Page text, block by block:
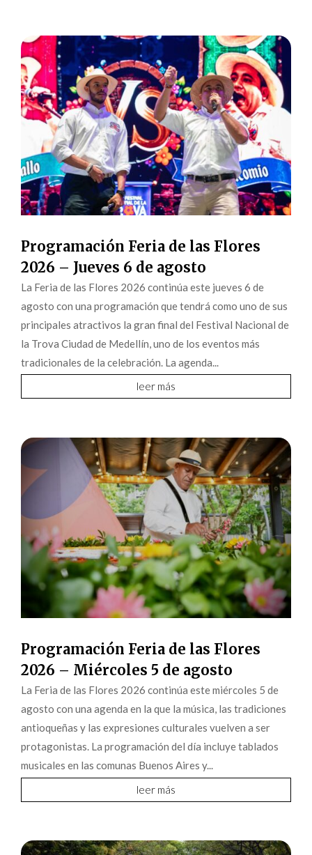
Programación Feria de las Flores
2026 – Jueves 6 de agosto
La Feria de las Flores 2026 continúa este jueves 6 de
agosto con una programación que tendrá como uno de sus
principales atractivos la gran final del Festival Nacional de
la Trova Ciudad de Medellín, uno de los eventos más
tradicionales de la celebración. La agenda...
leer más
Programación Feria de las Flores
2026 – Miércoles 5 de agosto
La Feria de las Flores 2026 continúa este miércoles 5 de
agosto con una agenda en la que la música, las tradiciones
antioqueñas y las expresiones culturales vuelven a ser
protagonistas. La programación del día incluye tablados
musicales en las comunas Buenos Aires y...
leer más